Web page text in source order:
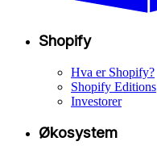
Shopify
Hva er Shopify?
Shopify Editions
Investorer
Økosystem